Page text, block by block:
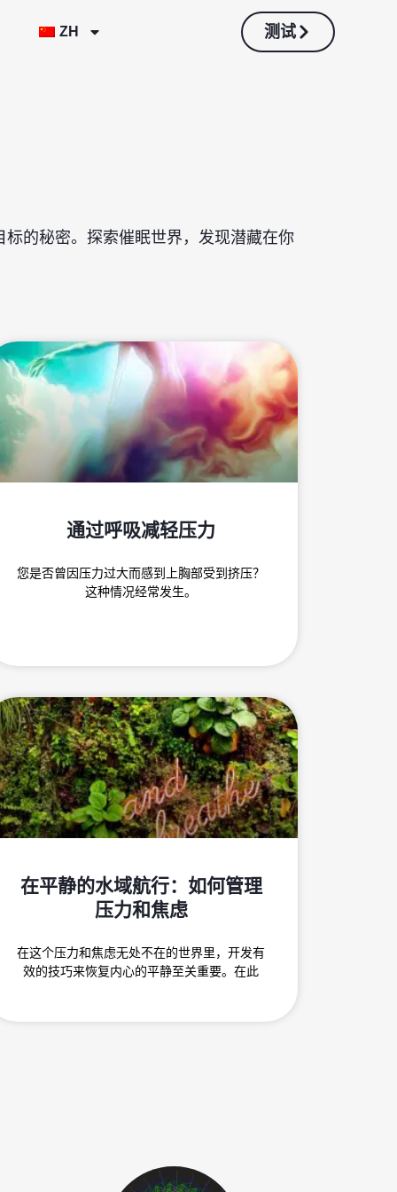
ZH 测试
的秘密。探索催眠世界，发现潜藏在你
通过呼吸减轻压力
您是否曾因压力过大而感到上胸部受到挤压？
这种情况经常发生。
在平静的水域航行：如何管理
压力和焦虑
在这个压力和焦虑无处不在的世界里，开发有
效的技巧来恢复内心的平静至关重要。在此